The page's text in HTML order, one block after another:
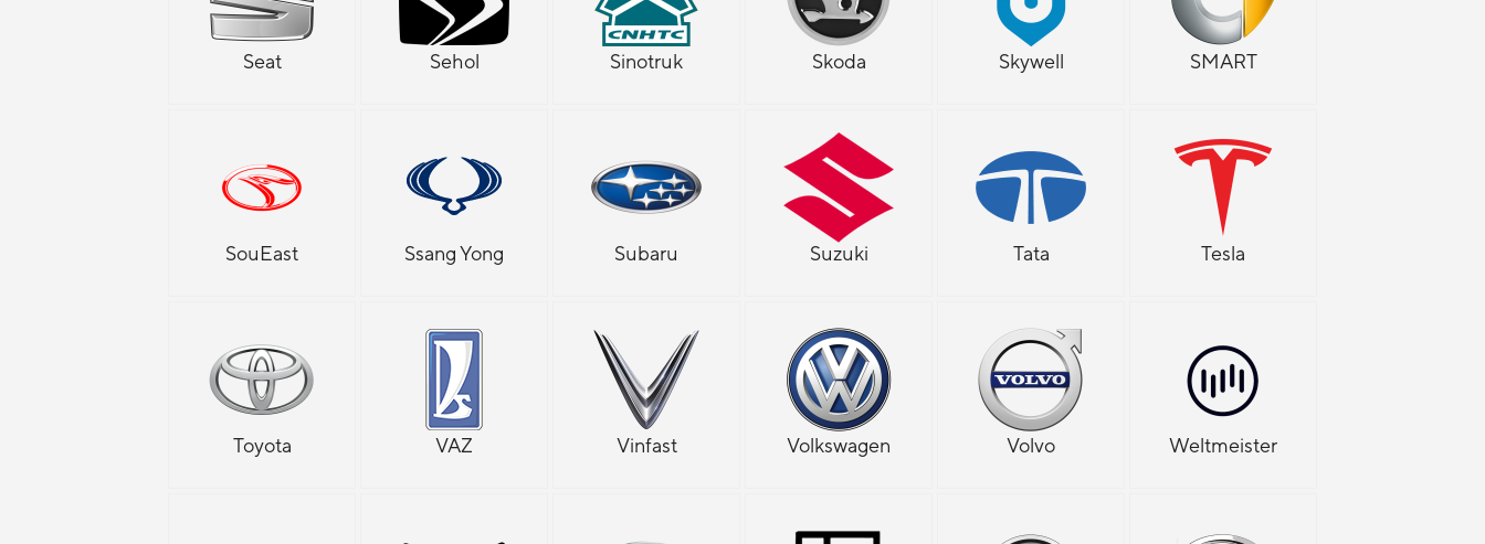
Seat Sehol Sinotruk Skoda Skywell SMART
SouEast Ssang Yong Subaru Suzuki Tata Tesla
Toyota VAZ Vinfast Volkswagen Volvo Weltmeister